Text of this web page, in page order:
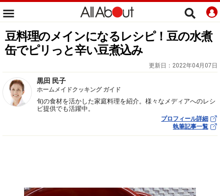
豆料理のメインになるレシピ！豆の水煮
缶でピリっと辛い豆煮込み
更新日： 2022年04月07日
黒田 民子
ホームメイドクッキング ガイド
旬の食材を活かした家庭料理を紹介。様々なメディアへのレシ
ピ提供でも活躍中。
プロフィール詳細
執筆記事一覧